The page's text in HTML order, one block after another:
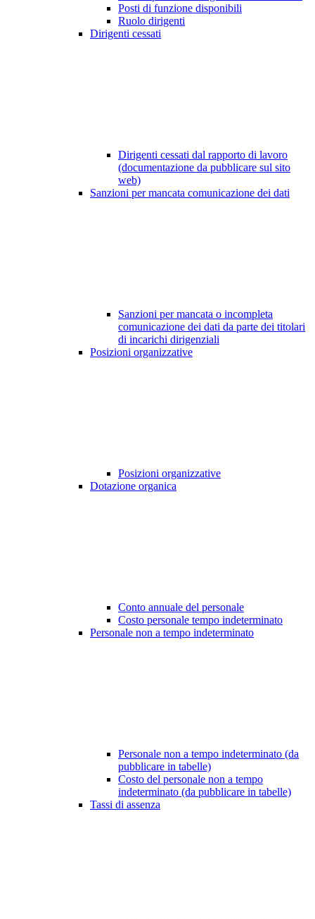
Posti di funzione disponibili
Ruolo dirigenti
Dirigenti cessati
Dirigenti cessati dal rapporto di lavoro
(documentazione da pubblicare sul sito
web)
Sanzioni per mancata comunicazione dei dati
Sanzioni per mancata o incompleta
comunicazione dei dati da parte dei titolari
di incarichi dirigenziali
Posizioni organizzative
Posizioni organizzative
Dotazione organica
Conto annuale del personale
Costo personale tempo indeterminato
Personale non a tempo indeterminato
Personale non a tempo indeterminato (da
pubblicare in tabelle)
Costo del personale non a tempo
indeterminato (da pubblicare in tabelle)
Tassi di assenza